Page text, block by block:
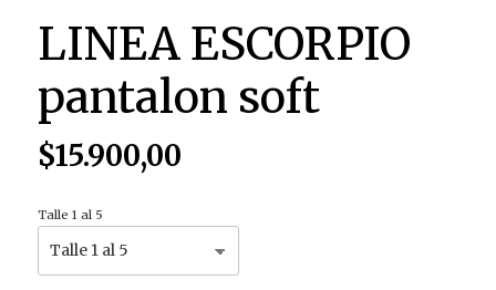
LINEA ESCORPIO
pantalon soft
$15.900,00
Talle 1 al 5